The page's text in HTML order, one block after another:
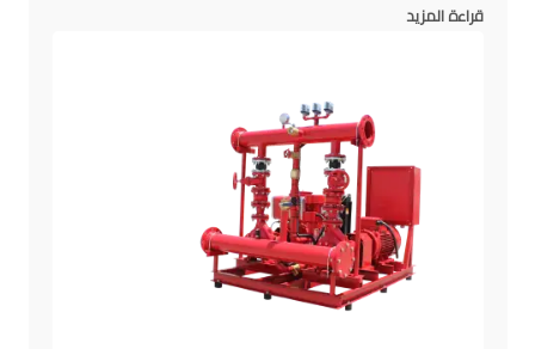
قراءة المزيد